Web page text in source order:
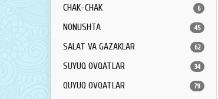
CHAK-CHAK 6
NONUSHTA 45
SALAT VA GAZAKLAR 62
SUYUQ OVQATLAR 34
QUYUQ OVQATLAR 79